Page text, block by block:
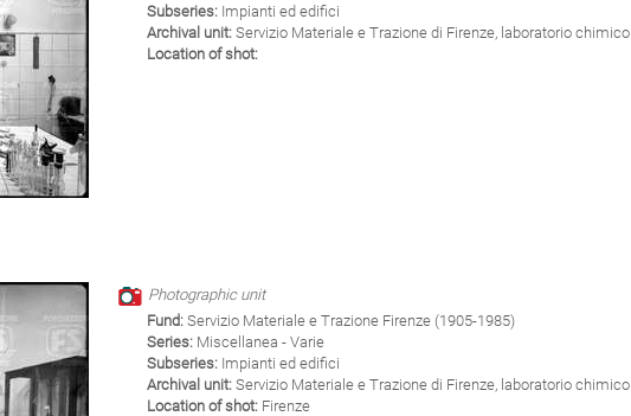
Subseries:Impianti ed edifici
Archival unit:Servizio Materiale e Trazione di Firenze, laboratorio chimico
Location of shot:
Photographic unit
Fund:Servizio Materiale e Trazione Firenze (1905-1985)
Series:Miscellanea - Varie
Subseries:Impianti ed edifici
Archival unit:Servizio Materiale e Trazione di Firenze, laboratorio chimico
Location of shot:Firenze